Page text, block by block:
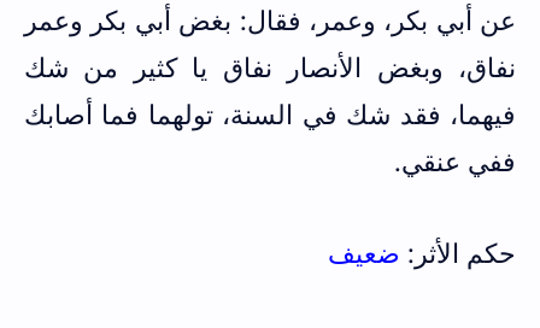
عن أبي بكر، وعمر، فقال: بغض أبي بكر وعمر
نفاق، وبغض الأنصار نفاق يا كثير من شك
فيهما، فقد شك في السنة، تولهما فما أصابك
ففي عنقي.
حكم الأثر: ضعيف